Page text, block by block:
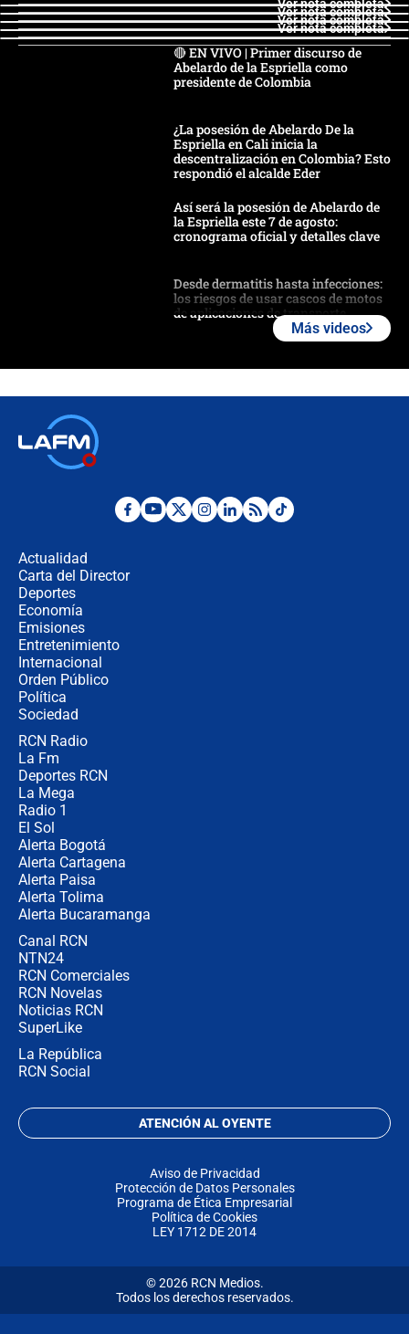
Ver nota completa
Ver nota completa
Ver nota completa
Ver nota completa
🔴 EN VIVO | Primer discurso de
Abelardo de la Espriella como
presidente de Colombia
¿La posesión de Abelardo De la
Espriella en Cali inicia la
descentralización en Colombia? Esto
respondió el alcalde Eder
Así será la posesión de Abelardo de
la Espriella este 7 de agosto:
cronograma oficial y detalles clave
Desde dermatitis hasta infecciones:
los riesgos de usar cascos de motos
de aplicaciones de transporte
Posesión de Abelardo De La Espriella
Más videos
Actualidad
Carta del Director
Deportes
Economía
Emisiones
Entretenimiento
Internacional
Orden Público
Política
Sociedad
RCN Radio
La Fm
Deportes RCN
La Mega
Radio 1
El Sol
Alerta Bogotá
Alerta Cartagena
Alerta Paisa
Alerta Tolima
Alerta Bucaramanga
Canal RCN
NTN24
RCN Comerciales
RCN Novelas
Noticias RCN
SuperLike
La República
RCN Social
ATENCIÓN AL OYENTE
Aviso de Privacidad
Protección de Datos Personales
Programa de Ética Empresarial
Política de Cookies
LEY 1712 DE 2014
© 2026 RCN Medios.
Todos los derechos reservados.